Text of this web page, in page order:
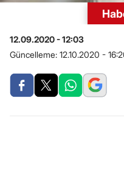
12.09.2020 - 12:03
Güncelleme: 12.10.2020 -